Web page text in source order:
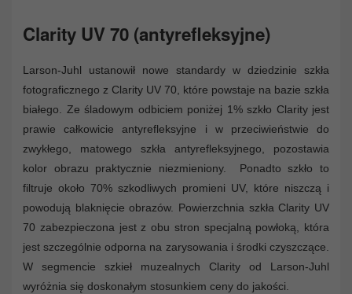
Clarity UV 70 (antyrefleksyjne)
Larson-Juhl ustanowił nowe standardy w dziedzinie szkła
fotograficznego z Clarity UV 70, które powstaje na bazie szkła
białego. Ze śladowym odbiciem poniżej 1% szkło Clarity jest
prawie całkowicie antyrefleksyjne i w przeciwieństwie do
zwykłego, matowego szkła antyrefleksyjnego, pozostawia
kolor obrazu praktycznie niezmieniony. Ponadto szkło to
filtruje około 70% szkodliwych promieni UV, które niszczą i
powodują blaknięcie obrazów. Powierzchnia szkła Clarity UV
70 zabezpieczona jest z obu stron specjalną powłoką, która
jest szczególnie odporna na zarysowania i środki czyszczące.
W segmencie szkieł muzealnych Clarity od Larson-Juhl
wyróżnia się doskonałym stosunkiem ceny do jakości.